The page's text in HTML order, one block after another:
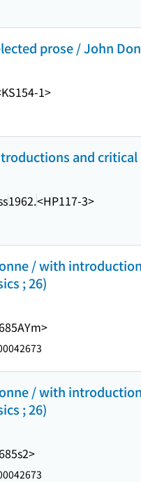
prose / John
1>
and critical
1962.<HP117-3>
/ with
; 26)
/ with
; 26)